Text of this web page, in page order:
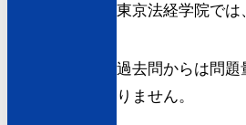
東京法経学院で
過去問からは問
りません。